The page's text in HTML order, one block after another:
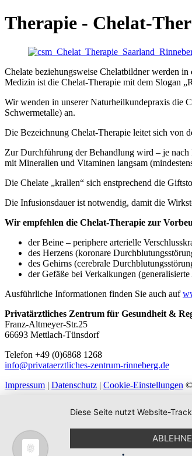
Therapie - Chelat-
Chelate beziehungsweise Chelatbildner werden
Medizin ist die Chelat-Therapie mit dem Slogan
Wir wenden in unserer Naturheilkundepraxis die
Schwermetalle) an.
Die Bezeichnung Chelat-Therapie leitet sich von
Zur Durchführung der Behandlung wird – je
mit Mineralien und Vitaminen langsam
Die Chelate „krallen“ sich enstprechend die
Die Infusionsdauer ist notwendig, damit die
Wir empfehlen die Chelat-Therapie zur
der Beine – periphere arterielle
des Herzens (koronare
des Gehirns (cerebrale
der Gefäße bei Verkalkungen
Ausführliche Informationen finden Sie auch auf
Privatärztliches Zentrum für Gesundheit &
Franz-Altmeyer-Str.25
66693 Mettlach-Tünsdorf
Telefon +49 (0)6868 1268
info@privataerztliches-zentrum-rinneberg.de
Impressum | Datenschutz | Cookie-Einstellungen ©
Diese Seite nutzt Website-